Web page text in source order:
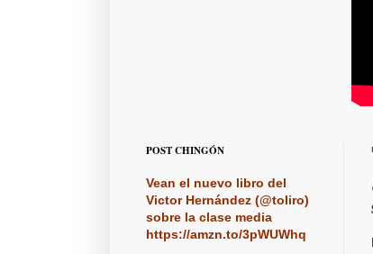
POST CHINGÓN
Vean el nuevo libro del
Victor Hernández (@toliro)
sobre la clase media
https://amzn.to/3pWUWhq